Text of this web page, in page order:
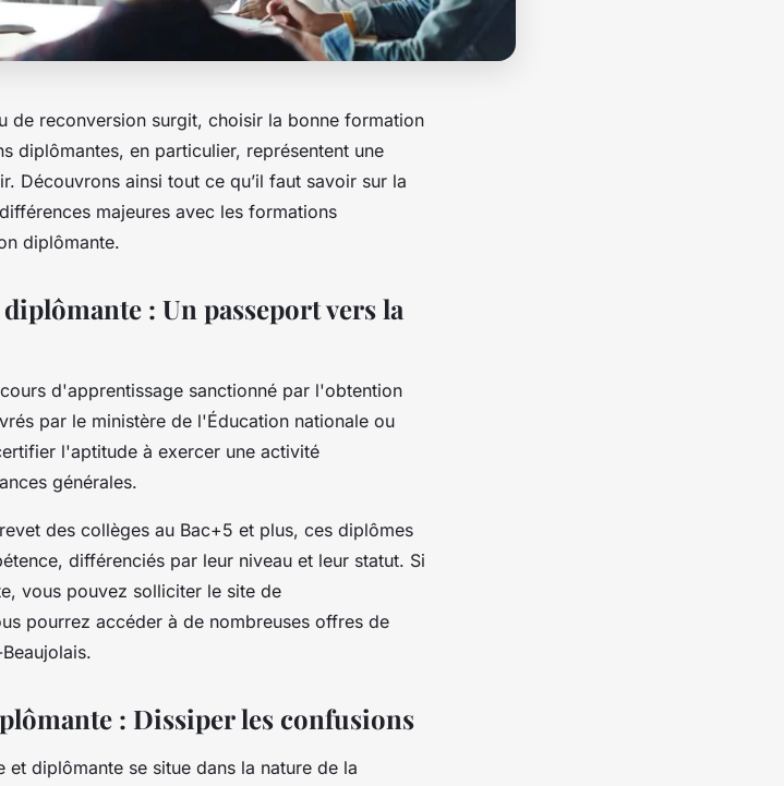
de reconversion surgit, choisir la bonne formation
diplômantes, en particulier, représentent une
Découvrons ainsi tout ce qu’il faut savoir sur la
majeures avec les formations
diplômante.
: Un passeport vers la
d'apprentissage sanctionné par l'obtention
par le ministère de l'Éducation nationale ou
l'aptitude à exercer une activité
générales.
des collèges au Bac+5 et plus, ces diplômes
différenciés par leur niveau et leur statut. Si
vous pouvez solliciter le site de
pourrez accéder à de nombreuses offres de
: Dissiper les confusions
diplômante se situe dans la nature de la